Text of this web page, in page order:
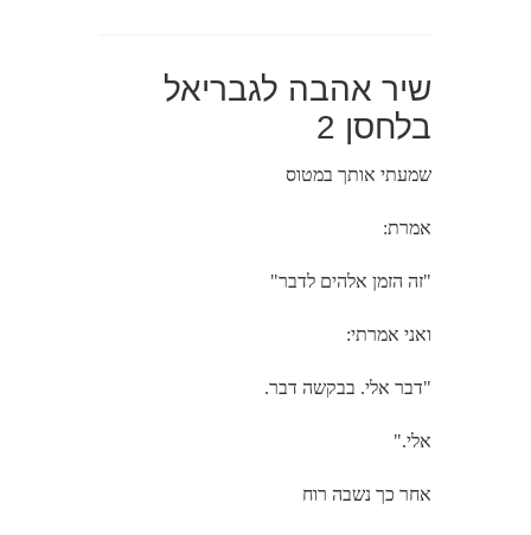
שיר אהבה לגבריאל
בלחסן 2
שמעתי אותך במטוס
אמרת:
"זה הזמן אלהים לדבר"
ואני אמרתי:
"דבר אלי. בבקשה דבר.
אלי."
אחר כך נשבה רוח